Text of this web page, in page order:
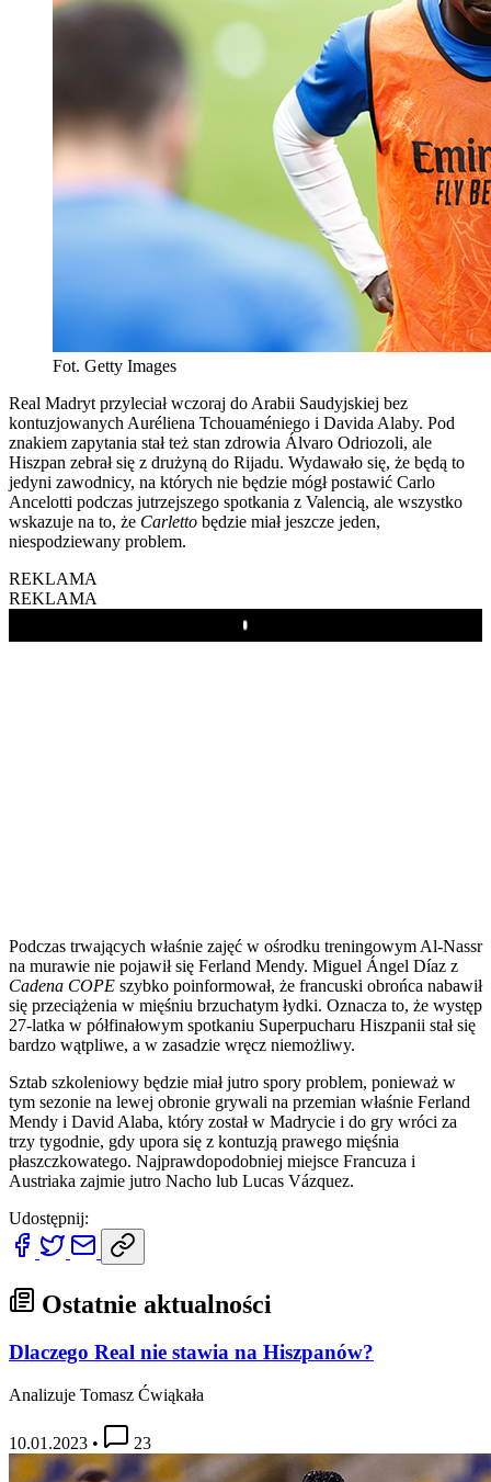
Fot. Getty Images
Real Madryt przyleciał wczoraj do Arabii Saudyjskiej bez
kontuzjowanych Auréliena Tchouaméniego i Davida Alaby. Pod
znakiem zapytania stał też stan zdrowia Álvaro Odriozoli, ale
Hiszpan zebrał się z drużyną do Rijadu. Wydawało się, że będą to
jedyni zawodnicy, na których nie będzie mógł postawić Carlo
Ancelotti podczas jutrzejszego spotkania z Valencią, ale wszystko
wskazuje na to, że Carletto będzie miał jeszcze jeden,
niespodziewany problem.
REKLAMA
REKLAMA
Play
Podczas trwających właśnie zajęć w ośrodku treningowym Al-Nassr
na murawie nie pojawił się Ferland Mendy. Miguel Ángel Díaz z
Cadena COPE szybko poinformował, że francuski obrońca nabawił
się przeciążenia w mięśniu brzuchatym łydki. Oznacza to, że występ
27-latka w półfinałowym spotkaniu Superpucharu Hiszpanii stał się
bardzo wątpliwe, a w zasadzie wręcz niemożliwy.
Sztab szkoleniowy będzie miał jutro spory problem, ponieważ w
tym sezonie na lewej obronie grywali na przemian właśnie Ferland
Mendy i David Alaba, który został w Madrycie i do gry wróci za
trzy tygodnie, gdy upora się z kontuzją prawego mięśnia
płaszczkowatego. Najprawdopodobniej miejsce Francuza i
Austriaka zajmie jutro Nacho lub Lucas Vázquez.
Udostępnij:
Ostatnie aktualności
Dlaczego Real nie stawia na Hiszpanów?
Analizuje Tomasz Ćwiąkała
10.01.2023 • 23